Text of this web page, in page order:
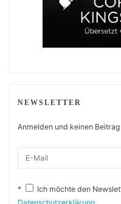
NEWSLETTER
Anmelden und keinen
*
Ich möchte den